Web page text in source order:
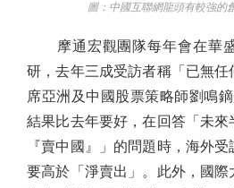
圖：中國互聯網龍頭有較強的創
摩通宏觀團隊每年會在華盛
研，去年三成受訪者稱「已無
席亞洲及中國股票策略師劉鳴
結果比去年要好，在回答「未
『賣中國』」的問題時，海外
要高於「淨賣出」。此外，國